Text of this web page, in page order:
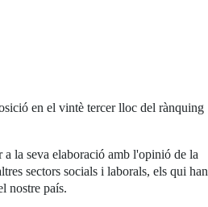
en el vintè tercer lloc del rànquing
la seva elaboració amb l'opinió de la
sectors socials i laborals, els qui han
nostre país.